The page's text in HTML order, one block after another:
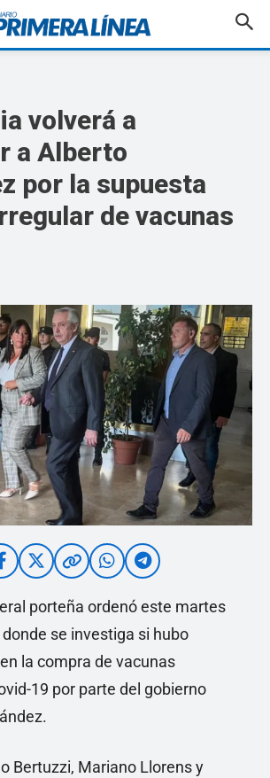
volverá a
a Alberto
por la supuesta
de vacunas
porteña ordenó este martes
se investiga si hubo
la compra de vacunas
19 por parte del gobierno
Bertuzzi, Mariano Llorens y